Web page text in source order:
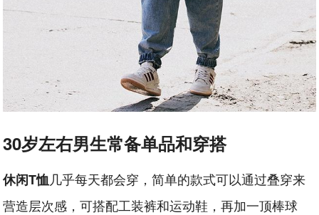
30岁左右男生常备单品和穿搭
休闲T恤几乎每天都会穿，简单的款式可以通过叠穿来
营造层次感，可搭配工装裤和运动鞋，再加一顶棒球